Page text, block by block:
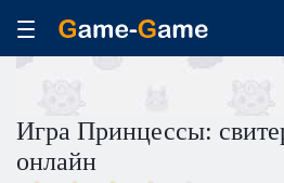
Игра Принцессы:
онлайн